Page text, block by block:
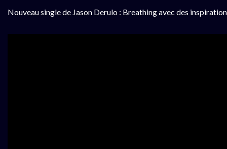
Nouveau single de Jason Derulo : Breathing avec des